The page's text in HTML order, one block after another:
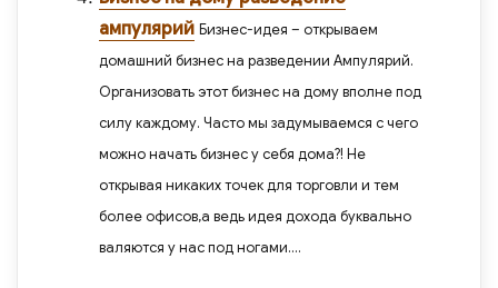
ампулярий Бизнес-идея – открываем
домашний бизнес на разведении Ампулярий.
Организовать этот бизнес на дому вполне под
силу каждому. Часто мы задумываемся с чего
можно начать бизнес у себя дома?! Не
открывая никаких точек для торговли и тем
более офисов,а ведь идея дохода буквально
валяются у нас под ногами....